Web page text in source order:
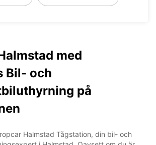
med
Bil- och
på
Halmstad Tågstation, din bil- och